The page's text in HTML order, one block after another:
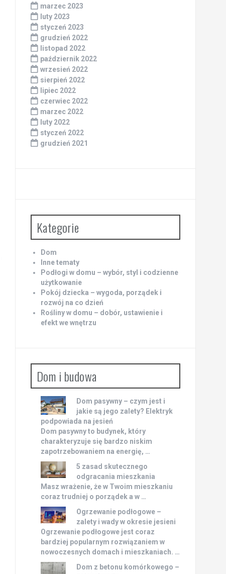
marzec 2023
luty 2023
styczeń 2023
grudzień 2022
listopad 2022
październik 2022
wrzesień 2022
sierpień 2022
lipiec 2022
czerwiec 2022
marzec 2022
luty 2022
styczeń 2022
grudzień 2021
Kategorie
Dom
Inne tematy
Podłogi w domu – wybór, styl i codzienne
użytkowanie
Pokój dziecka – wygoda, porządek i
rozwój na co dzień
Rośliny w domu – dobór, ustawienie i
efekt we wnętrzu
Dom i budowa
Dom pasywny – czym jest i
jakie są jego zalety? Elektryk
podpowiada na jesień
Dom pasywny to budynek, który
charakteryzuje się bardzo niskim
zapotrzebowaniem na energię, …
5 zasad skutecznego
odgracania mieszkania
Masz wrażenie, że w Twoim mieszkaniu
coraz trudniej o porządek a w …
Ogrzewanie podłogowe –
zalety i wady w okresie jesieni
Ogrzewanie podłogowe jest coraz
bardziej popularnym rozwiązaniem w
nowoczesnych domach i mieszkaniach. …
Dom z betonu komórkowego –